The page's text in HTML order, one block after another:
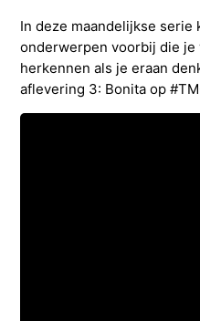
In deze maandelijkse serie
onderwerpen voorbij die je
herkennen als je eraan
aflevering 3: Bonita op